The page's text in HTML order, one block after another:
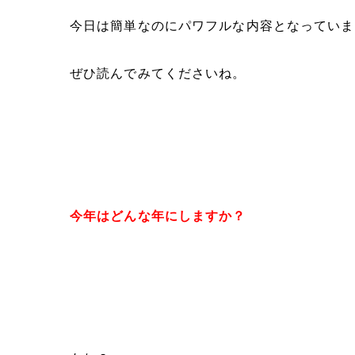
今日は簡単なのにパワフルな内容となってい
ぜひ読んでみてくださいね。
今年はどんな年にしますか？